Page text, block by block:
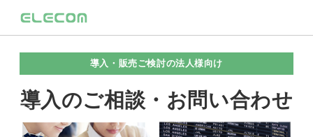
導入・販売ご検討の法人様向け
導入のご相談・お問い合わせ